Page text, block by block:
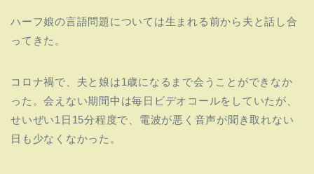
ハーフ娘の言語問題については生まれる前から夫と話し合
ってきた 。
コロナ禍で、夫と娘は1歳になるまで会うことができなか
った。会えない期間中は毎日ビデオコールをしていたが、
せいぜい1日15分程度で、 電波が悪く音声が聞き取れない
日も少なくなかった。